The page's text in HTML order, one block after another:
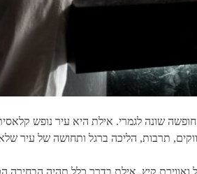
שונה לגמרי. אילת היא עיר נופש
תרבות, הליכה ברגל ותחושה של עיר
קיץ, אילת בדרך כלל תהיה